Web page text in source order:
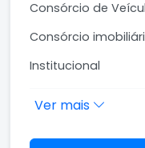
Consórcio de
Consórcio
Institucional
Ver mais